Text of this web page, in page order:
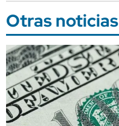
Otras noticias